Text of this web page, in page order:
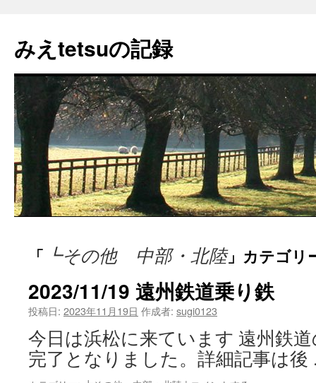
テ
ン
ス
キ
ッ
プ
みえtetsuの記録
「 ┗その他 中部・北陸」カテゴリ
2023/11/19 遠州鉄道乗り鉄
投稿日: 2023年11月19日 作成者: sugi0123
今日は浜松に来ています 遠州鉄
完了となりました。詳細記事は